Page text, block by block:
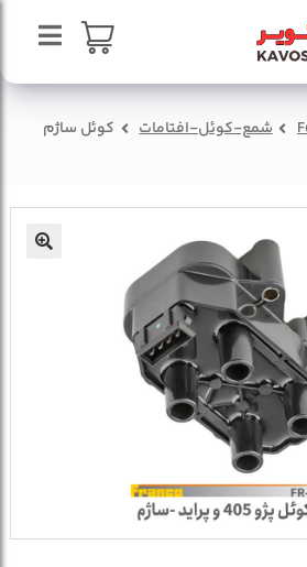
شمع-کوئل-افتامات
کوئل ساژم